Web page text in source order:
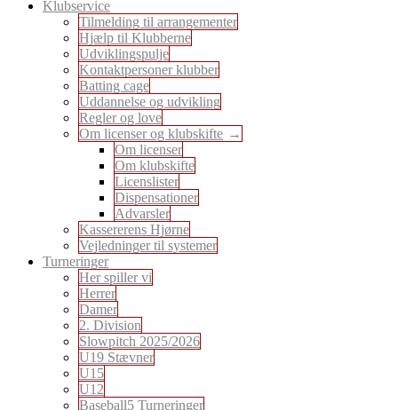
Klubservice
Tilmelding til arrangementer
Hjælp til Klubberne
Udviklingspulje
Kontaktpersoner klubber
Batting cage
Uddannelse og udvikling
Regler og love
Om licenser og klubskifte
Om licenser
Om klubskifte
Licenslister
Dispensationer
Advarsler
Kassererens Hjørne
Vejledninger til systemer
Turneringer
Her spiller vi
Herrer
Damer
2. Division
Slowpitch 2025/2026
U19 Stævner
U15
U12
Baseball5 Turneringer